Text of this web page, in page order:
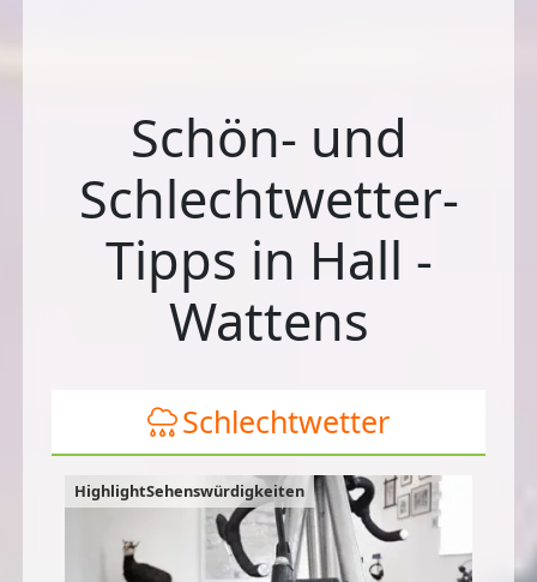
Schön- und
Schlechtwetter-
Tipps in Hall -
Wattens
Schlechtwetter
HighlightSehenswürdigkeiten